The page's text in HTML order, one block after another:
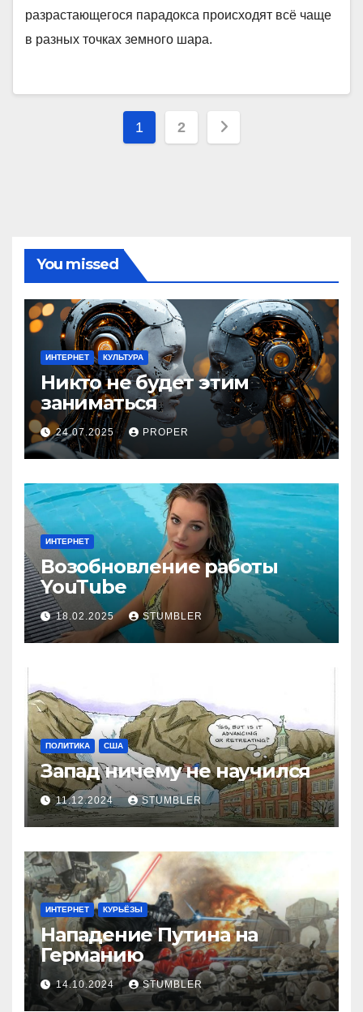
разрастающегося парадокса происходят всё чаще
в разных точках земного шара.
Пагинация
1 2
You missed
ИНТЕРНЕТ КУЛЬТУРА
Никто не будет этим
заниматься
24.07.2025 PROPER
ИНТЕРНЕТ
Возобновление работы
YouТube
18.02.2025 STUMBLER
ПОЛИТИКА США
Запад ничему не научился
11.12.2024 STUMBLER
ИНТЕРНЕТ КУРЬЁЗЫ
Нападение Путина на
Германию
14.10.2024 STUMBLER